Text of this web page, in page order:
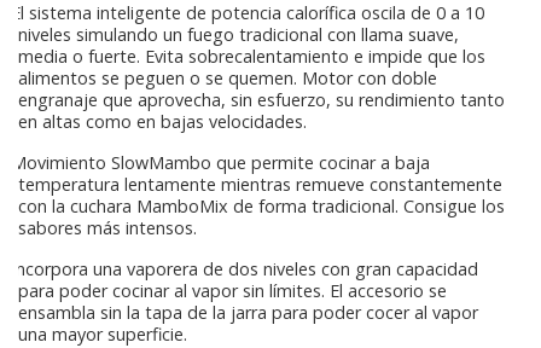
El sistema inteligente de potencia calorífica oscila de 0 a 10
niveles simulando un fuego tradicional con llama suave,
media o fuerte. Evita sobrecalentamiento e impide que los
alimentos se peguen o se quemen. Motor con doble
engranaje que aprovecha, sin esfuerzo, su rendimiento tanto
en altas como en bajas velocidades.
Movimiento SlowMambo que permite cocinar a baja
temperatura lentamente mientras remueve constantemente
con la cuchara MamboMix de forma tradicional. Consigue los
sabores más intensos.
Incorpora una vaporera de dos niveles con gran capacidad
para poder cocinar al vapor sin límites. El accesorio se
ensambla sin la tapa de la jarra para poder cocer al vapor
una mayor superficie.